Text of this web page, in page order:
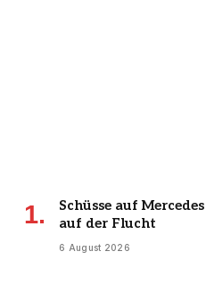
Schüsse auf
auf der Flucht
6 August 2026